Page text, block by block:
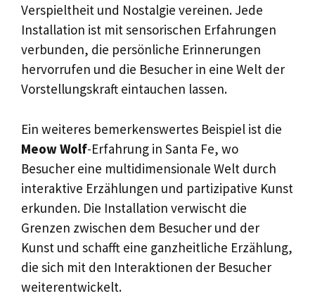
Verspieltheit und Nostalgie vereinen. Jede
Installation ist mit sensorischen Erfahrungen
verbunden, die persönliche Erinnerungen
hervorrufen und die Besucher in eine Welt der
Vorstellungskraft eintauchen lassen.
Ein weiteres bemerkenswertes Beispiel ist die
Meow Wolf-Erfahrung in Santa Fe, wo
Besucher eine multidimensionale Welt durch
interaktive Erzählungen und partizipative Kunst
erkunden. Die Installation verwischt die
Grenzen zwischen dem Besucher und der
Kunst und schafft eine ganzheitliche Erzählung,
die sich mit den Interaktionen der Besucher
weiterentwickelt.